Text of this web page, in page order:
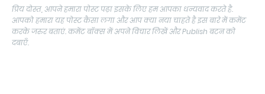
प्रिय दोस्त, आपने हमारा पोस्ट पढ़ा इसके लिए हम आपका धन्यवाद करते है.
आपको हमारा यह पोस्ट कैसा लगा और आप क्या नया चाहते है इस बारे में कमेंट
करके जरुर बताएं. कमेंट बॉक्स में अपने विचार लिखें और Publish बटन को
दबाएँ.